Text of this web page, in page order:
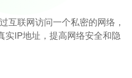
互联网访问一个私密的网络，
实IP地址，提高网络安全和隐